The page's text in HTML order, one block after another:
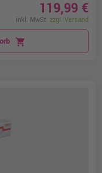
119,99 €
inkl. MwSt. zzgl. Versand
shopping_cart